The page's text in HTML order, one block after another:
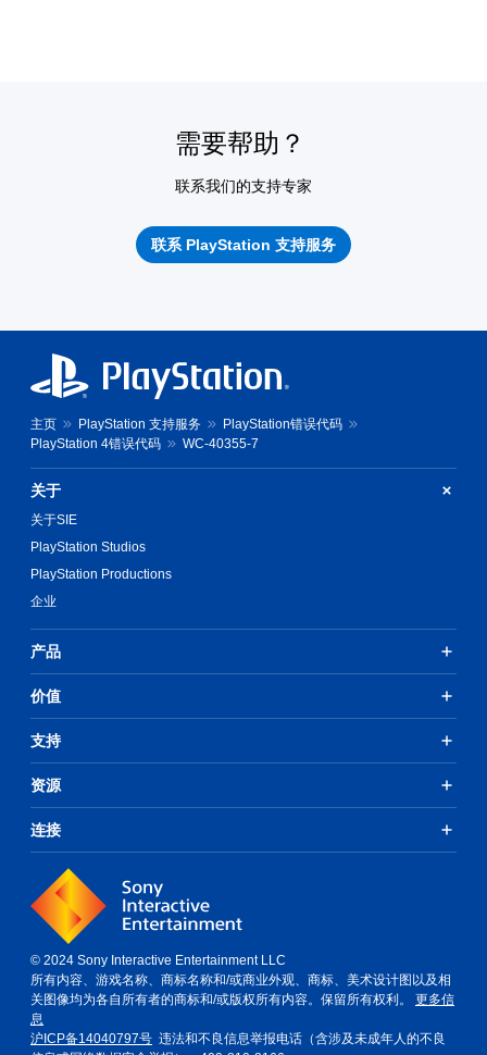
需要帮助？
联系我们的支持专家
联系 PlayStation 支持服务
主页 PlayStation 支持服务
PlayStation错误代码
PlayStation 4错误代码
WC-40355-7
关于
关于SIE
PlayStation Studios
PlayStation Productions
企业
产品
价值
支持
资源
连接
© 2024 Sony Interactive Entertainment LLC
所有内容、游戏名称、商标名称和/或商业外观、商标、美术设计图以及相
关图像均为各自所有者的商标和/或版权所有内容。保留所有权利。 更多信
息
沪ICP备14040797号 违法和不良信息举报电话（含涉及未成年人的不良